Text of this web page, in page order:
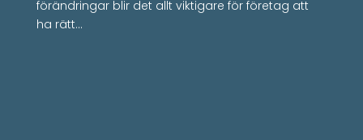
förändringar blir det allt viktigare för företag att
ha rätt…